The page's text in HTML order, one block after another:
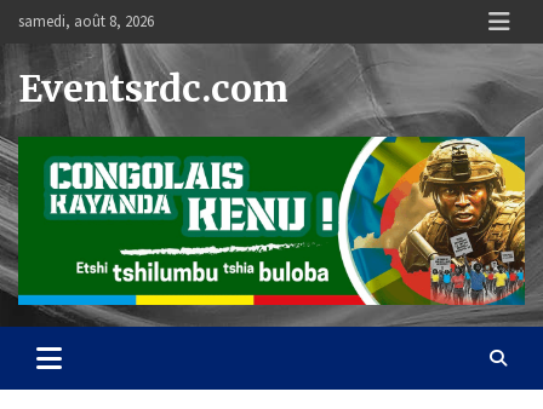
content
samedi, août 8, 2026
Eventsrdc.com